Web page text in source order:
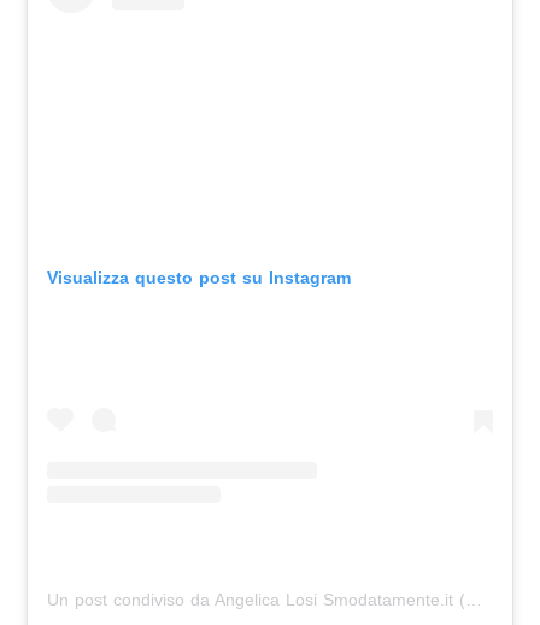
Visualizza questo post su Instagram